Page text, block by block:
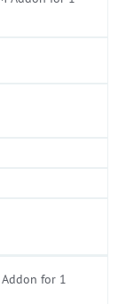
Addon for 1